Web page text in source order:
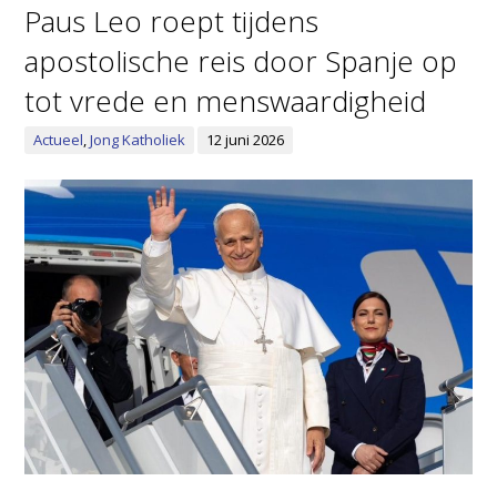
Paus Leo roept tijdens
apostolische reis door Spanje op
tot vrede en menswaardigheid
Actueel,Jong Katholiek 12 juni 2026